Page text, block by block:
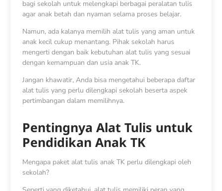
bagi sekolah untuk melengkapi berbagai peralatan tulis
agar anak betah dan nyaman selama proses belajar.
Namun, ada kalanya memilih alat tulis yang aman untuk
anak kecil cukup menantang. Pihak sekolah harus
mengerti dengan baik kebutuhan alat tulis yang sesuai
dengan kemampuan dan usia anak TK.
Jangan khawatir, Anda bisa mengetahui beberapa daftar
alat tulis yang perlu dilengkapi sekolah beserta aspek
pertimbangan dalam memilihnya.
Pentingnya Alat Tulis untuk
Pendidikan Anak TK
Mengapa paket alat tulis anak TK perlu dilengkapi oleh
sekolah?